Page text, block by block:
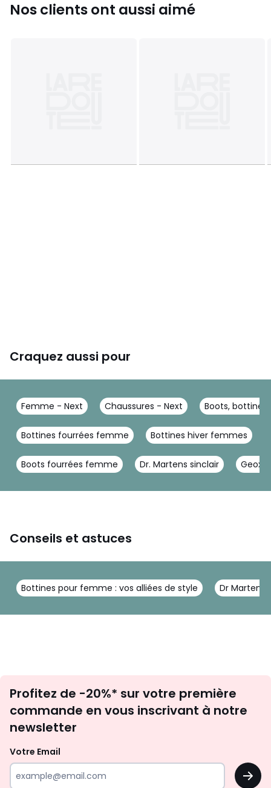
Nos clients ont aussi aimé
Craquez aussi pour
Femme - Next Chaussures - Next Boots, bottines
Bottines fourrées femme Bottines hiver femmes
Boots fourrées femme Dr. Martens sinclair Geox
Conseils et astuces
Bottines pour femme : vos alliées de style Dr Martens
newsletter
Profitez de -20%* sur votre première
commande en vous inscrivant à notre
newsletter
Votre Email
OK